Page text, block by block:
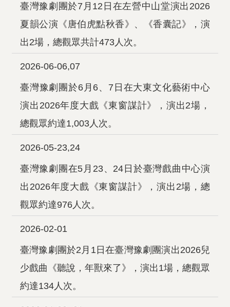
臺灣豫劇團於7月12日在左營中山堂演出2026
夏韻公演《唐伯虎點秋香》、《香囊記》，演
出2場，總觀眾共計473人次。
2026-06-06,07
臺灣豫劇團於6月6、7日在大東文化藝術中心
演出2026年度大戲《東窗謀計》，演出2場，
總觀眾約達1,003人次。
2026-05-23,24
臺灣豫劇團在5月23、24日於臺灣戲曲中心演
出2026年度大戲《東窗謀計》，演出2場，總
觀眾約達976人次。
2026-02-01
臺灣豫劇團於2月1日在臺灣豫劇團演出2026兒
少戲曲《聽說，年獸來了》，演出1場，總觀眾
約達134人次。